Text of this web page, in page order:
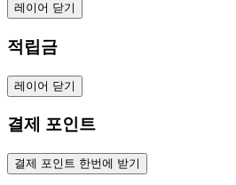
레이어 닫기
적립금
레이어 닫기
결제 포인트
결제 포인트 한번에 받기